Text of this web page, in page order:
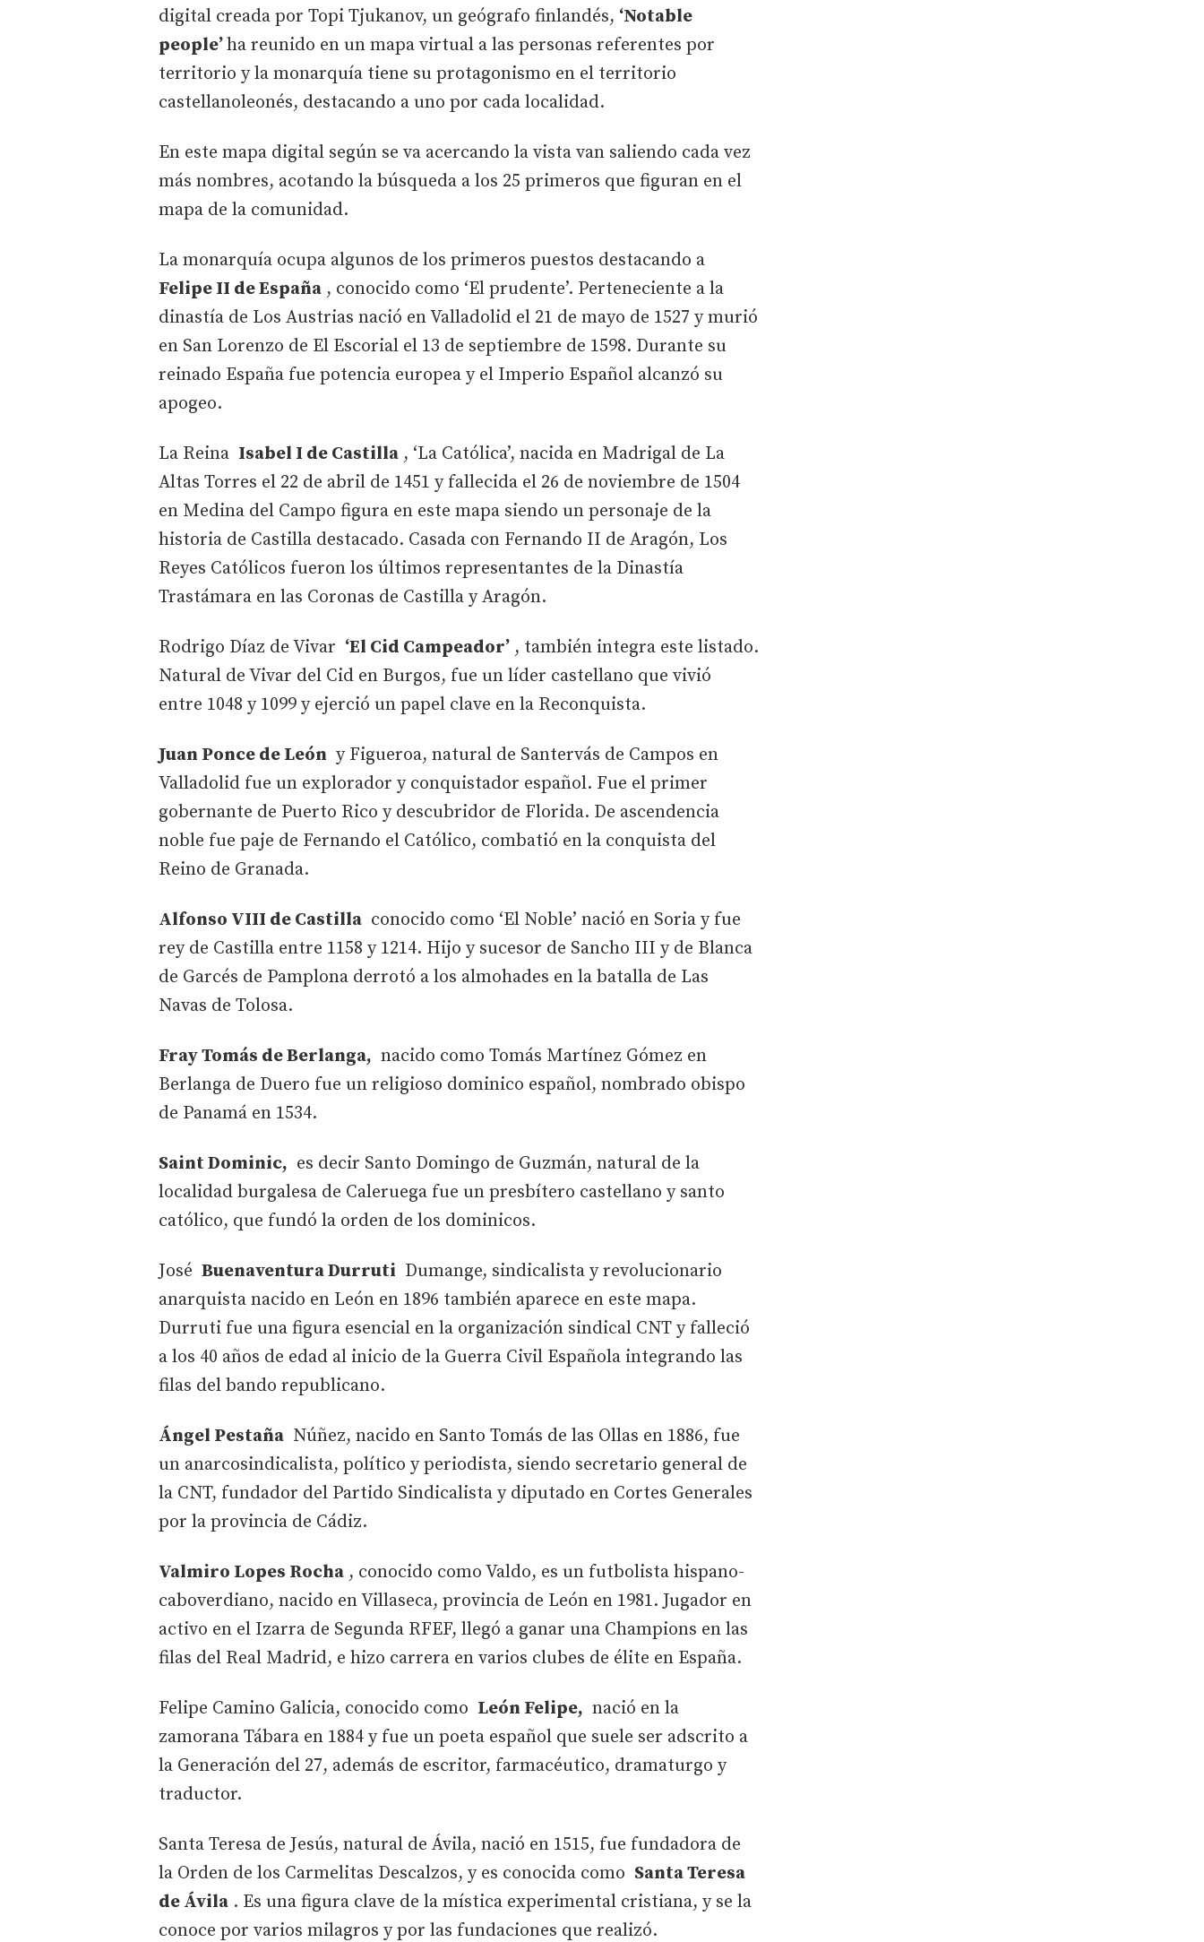
digital creada por Topi Tjukanov, un geógrafo finlandés, ‘Notable
people’ha reunido en un mapa virtual a las personas referentes por
territorio y la monarquía tiene su protagonismo en el territorio
castellanoleonés, destacando a uno por cada localidad.
En este mapa digital según se va acercando la vista van saliendo cada vez
más nombres, acotando la búsqueda a los 25 primeros que figuran en el
mapa de la comunidad.
La monarquía ocupa algunos de los primeros puestos destacando a
Felipe II de España , conocido como ‘El prudente’. Perteneciente a la
dinastía de Los Austrias nació en Valladolid el 21 de mayo de 1527 y murió
en San Lorenzo de El Escorial el 13 de septiembre de 1598. Durante su
reinado España fue potencia europea y el Imperio Español alcanzó su
apogeo.
La Reina Isabel I de Castilla , ‘La Católica’, nacida en Madrigal de La
Altas Torres el 22 de abril de 1451 y fallecida el 26 de noviembre de 1504
en Medina del Campo figura en este mapa siendo un personaje de la
historia de Castilla destacado. Casada con Fernando II de Aragón, Los
Reyes Católicos fueron los últimos representantes de la Dinastía
Trastámara en las Coronas de Castilla y Aragón.
Rodrigo Díaz de Vivar ‘El Cid Campeador’ , también integra este listado.
Natural de Vivar del Cid en Burgos, fue un líder castellano que vivió
entre 1048 y 1099 y ejerció un papel clave en la Reconquista.
Juan Ponce de León y Figueroa, natural de Santervás de Campos en
Valladolid fue un explorador y conquistador español. Fue el primer
gobernante de Puerto Rico y descubridor de Florida. De ascendencia
noble fue paje de Fernando el Católico, combatió en la conquista del
Reino de Granada.
Alfonso VIII de Castilla conocido como ‘El Noble’ nació en Soria y fue
rey de Castilla entre 1158 y 1214. Hijo y sucesor de Sancho III y de Blanca
de Garcés de Pamplona derrotó a los almohades en la batalla de Las
Navas de Tolosa.
Fray Tomás de Berlanga, nacido como Tomás Martínez Gómez en
Berlanga de Duero fue un religioso dominico español, nombrado obispo
de Panamá en 1534.
Saint Dominic, es decir Santo Domingo de Guzmán, natural de la
localidad burgalesa de Caleruega fue un presbítero castellano y santo
católico, que fundó la orden de los dominicos.
José Buenaventura Durruti Dumange, sindicalista y revolucionario
anarquista nacido en León en 1896 también aparece en este mapa.
Durruti fue una figura esencial en la organización sindical CNT y falleció
a los 40 años de edad al inicio de la Guerra Civil Española integrando las
filas del bando republicano.
Ángel Pestaña Núñez, nacido en Santo Tomás de las Ollas en 1886, fue
un anarcosindicalista, político y periodista, siendo secretario general de
la CNT, fundador del Partido Sindicalista y diputado en Cortes Generales
por la provincia de Cádiz.
Valmiro Lopes Rocha , conocido como Valdo, es un futbolista hispano-
caboverdiano, nacido en Villaseca, provincia de León en 1981. Jugador en
activo en el Izarra de Segunda RFEF, llegó a ganar una Champions en las
filas del Real Madrid, e hizo carrera en varios clubes de élite en España.
Felipe Camino Galicia, conocido como León Felipe, nació en la
zamorana Tábara en 1884 y fue un poeta español que suele ser adscrito a
la Generación del 27, además de escritor, farmacéutico, dramaturgo y
traductor.
Santa Teresa de Jesús, natural de Ávila, nació en 1515, fue fundadora de
la Orden de los Carmelitas Descalzos, y es conocida como Santa Teresa
de Ávila . Es una figura clave de la mística experimental cristiana, y se la
conoce por varios milagros y por las fundaciones que realizó.